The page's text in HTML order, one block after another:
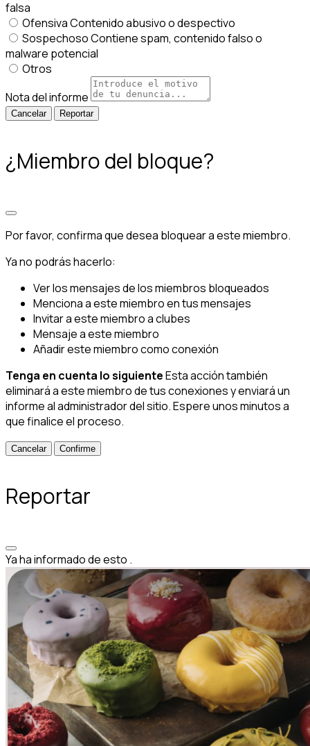
falsa
OfensivaContenido abusivo o despectivo
SospechosoContiene spam, contenido falso o
malware potencial
Otros
Nota del informe
Reportar
¿Miembro del bloque?
Por favor, confirma que desea bloquear a este miembro.
Ya no podrás hacerlo:
Ver los mensajes de los miembros bloqueados
Menciona a este miembro en tus mensajes
Invitar a este miembro a clubes
Mensaje a este miembro
Añadir este miembro como conexión
Tenga en cuenta lo siguienteEsta acción también
eliminará a este miembro de tus conexiones y enviará un
informe al administrador del sitio. Espere unos minutos a
que finalice el proceso.
Confirme
Reportar
Ya ha informado de esto .